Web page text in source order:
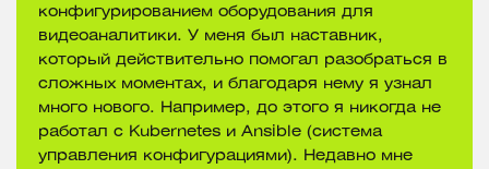
конфигурированием оборудования для
видеоаналитики. У меня был наставник,
который действительно помогал разобраться в
сложных моментах, и благодаря нему я узнал
много нового. Например, до этого я никогда не
работал с Kubernetes и Ansible (система
управления конфигурациями). Недавно мне